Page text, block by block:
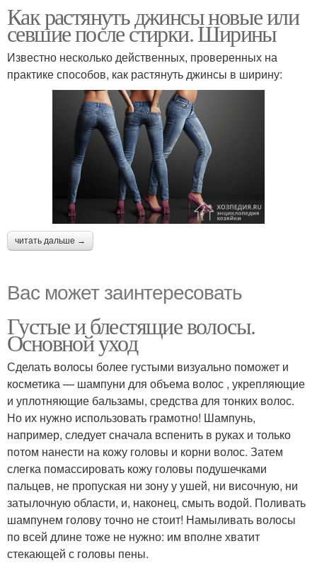
Как растянуть джинсы новые или
севшие после стирки. Ширины
Известно несколько действенных, проверенных на
практике способов, как растянуть джинсы в ширину:
читать дальше →
Вас может заинтересовать
Густые и блестящие волосы.
Основной уход
Сделать волосы более густыми визуально поможет и
косметика — шампуни для объема волос , укрепляющие
и уплотняющие бальзамы, средства для тонких волос.
Но их нужно использовать грамотно! Шампунь,
например, следует сначала вспенить в руках и только
потом нанести на кожу головы и корни волос. Затем
слегка помассировать кожу головы подушечками
пальцев, не пропуская ни зону у ушей, ни височную, ни
затылочную области, и, наконец, смыть водой. Поливать
шампунем голову точно не стоит! Намыливать волосы
по всей длине тоже не нужно: им вполне хватит
стекающей с головы пены.